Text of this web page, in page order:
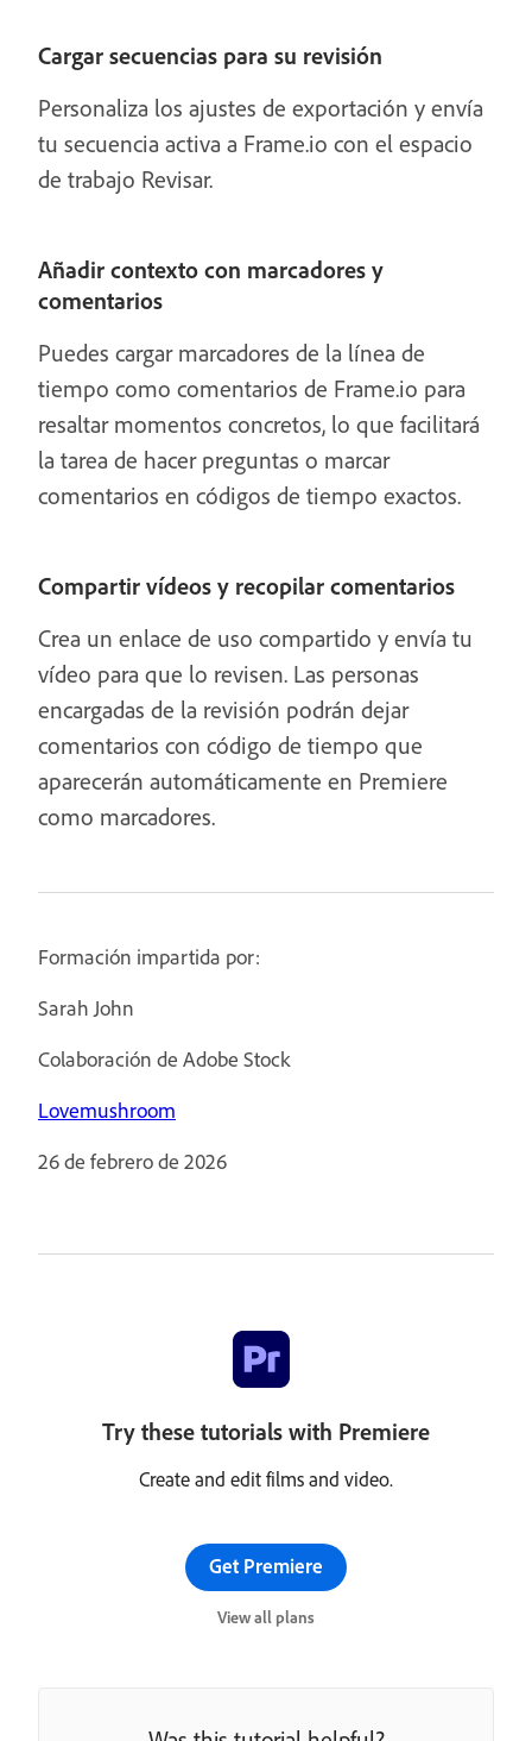
Cargar secuencias para su revisión
Personaliza los ajustes de exportación y envía
tu secuencia activa a Frame.io con el espacio
de trabajo Revisar.
Añadir contexto con marcadores y
comentarios
Puedes cargar marcadores de la línea de
tiempo como comentarios de Frame.io para
resaltar momentos concretos, lo que facilitará
la tarea de hacer preguntas o marcar
comentarios en códigos de tiempo exactos.
Compartir vídeos y recopilar comentarios
Crea un enlace de uso compartido y envía tu
vídeo para que lo revisen. Las personas
encargadas de la revisión podrán dejar
comentarios con código de tiempo que
aparecerán automáticamente en Premiere
como marcadores.
Formación impartida por:
Sarah John
Colaboración de Adobe Stock
Lovemushroom
26 de febrero de 2026
Try these tutorials with Premiere
Create and edit films and video.
Get Premiere
View all plans